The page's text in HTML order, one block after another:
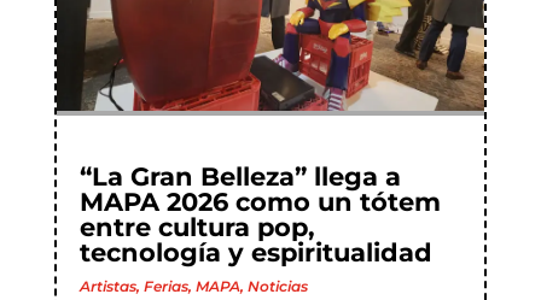
“La Gran Belleza” llega a
MAPA 2026 como un tótem
entre cultura pop,
tecnología y espiritualidad
Artistas, Ferias, MAPA, Noticias